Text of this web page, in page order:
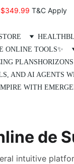
$349.99 T&C Apply
HEALTH
ONLINE TOOLS✨
PLANS
AND AI AGENTS
WITH
de
intuitive